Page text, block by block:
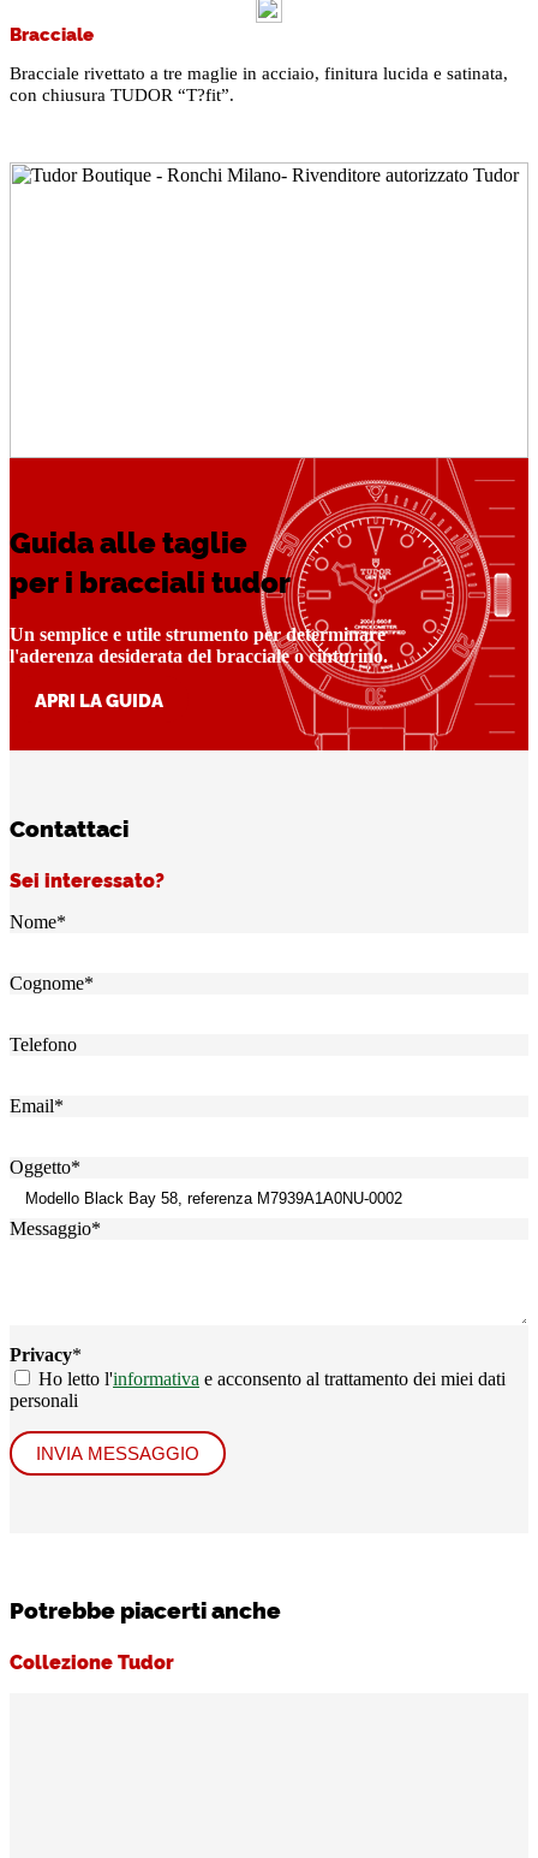
Bracciale
Bracciale rivettato a tre maglie in acciaio, finitura lucida e satinata,
con chiusura TUDOR “T?fit”.
Guida alle taglie
per i bracciali tudor
Un semplice e utile strumento per determinare
l'aderenza desiderata del bracciale o cinturino.
APRI LA GUIDA
Contattaci
Sei interessato?
Nome*
Cognome*
Telefono
Email*
Oggetto*
Messaggio*
Privacy*
Ho letto l'informativa e acconsento al trattamento dei miei dati
personali
INVIA MESSAGGIO
Potrebbe piacerti anche
Collezione Tudor